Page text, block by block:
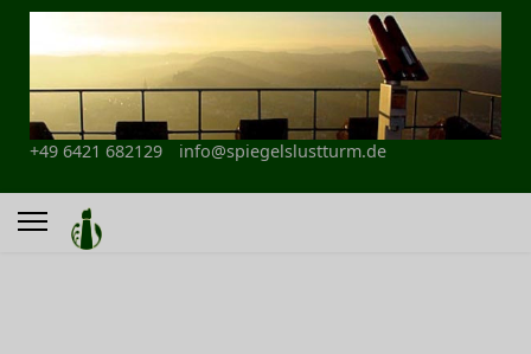
+49 6421 682129 info@spiegelslustturm.de